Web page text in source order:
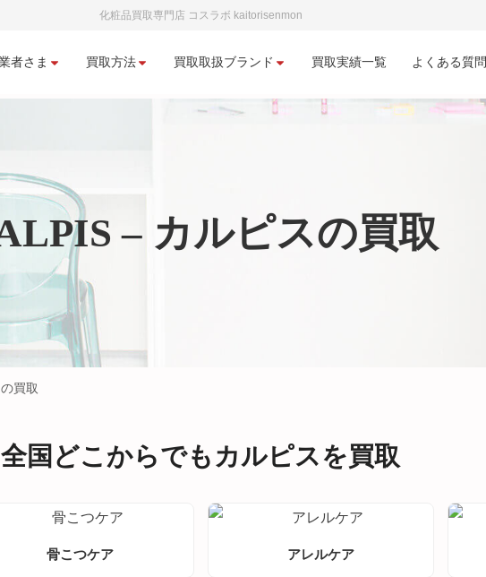
化粧品買取専門店 コスラボ kaitorisenmon
者さま 買取方法 買取取扱ブランド 買取実績一覧 よくある質問
– カルピスの買取
買取
全国どこからでもカルピスを買取
骨こつケア アレルケア